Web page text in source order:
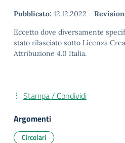
Pubblicato: 12.12.2022 -
Eccetto dove diversamente
stato rilasciato sotto Licenza
Attribuzione 4.0 Italia.
Stampa / Condividi
Argomenti
Circolari